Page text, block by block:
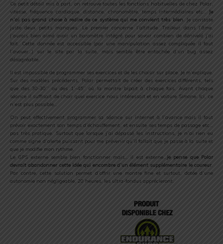
Ce petit détail mis à part, on retrouve toutes les fonctions habituelles de chez Polar,
vitesse, fréquence cardiaque, distance, chronomètre, temps intermédiaires etc… Je
n’ai pas grand chose à redire de ce système qui me convient très bien. Je constate
juste deux petits manques. Le premier concerne l’altitude. Traileur dans l’âme,
j’aurais bien aimé avoir un baromètre intégré pour savoir combien de dénivelé j’ai
fait. Cette donnée est accessible (par une manipulation assez compliquée il faut
l’avouer…) sur le site par la suite, mais semble être entachée d’un bug assez
désagréable.
Il est impossible de programmer ses exercices et de les choisir sur place. Je m’explique.
Sur des modèles précédents, Polar permettait de créer des exercices différents, tels
que des 30-30’’ ou des 1’-45’’ où la montre bipait à chaque fois. Avant chaque
séance il suffisait de choir quel exercice nous intéressait et en voiture Simone. Ici, ce
n’est plus possible…
On peut effectivement programmer sa séance sur internet à l’avance mais il faut
prévoir exactement son temps d’échauffement, et ensuite ses temps de passage etc…
pas très pratique. Surtout que lorsque j’ai dépassé les instructions, je n’ai rien eu
comme signe d’alerte puissant pour me prévenir qu’il fallait que je passe à la suite et
que je modifie mon rythme.
Le GPS externe semble bien fonctionner mais… il est externe…je pense que Polar
devrait abandonner cette idée qui encombre d’un élément supplémentaire le coureur.
Par contre, cette solution permet d’offrir une montre fine et surtout, dotée d’une
autonomie non négligeable, 20 heures, les ultra-fondus apprécieront.